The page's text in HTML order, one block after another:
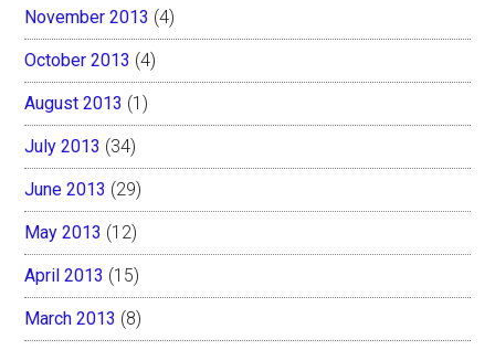
November 2013 (4)
October 2013 (4)
August 2013 (1)
July 2013 (34)
June 2013 (29)
May 2013 (12)
April 2013 (15)
March 2013 (8)